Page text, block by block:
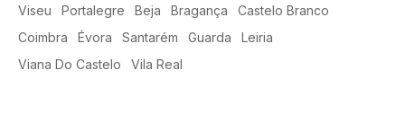
Viseu
Portalegre Beja Bragança
Castelo Branco
Coimbra
Évora Santarém Guarda
Leiria
Viana Do Castelo
Vila Real